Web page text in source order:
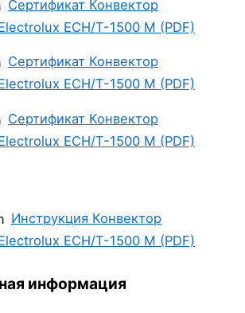
Сертификат Конвектор
ECH/T-1500 M (PDF)
Сертификат Конвектор
ECH/T-1500 M (PDF)
Сертификат Конвектор
ECH/T-1500 M (PDF)
Инструкция Конвектор
ECH/T-1500 M (PDF)
информация